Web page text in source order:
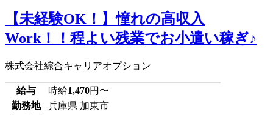
【未経験OK！】憧れの高収入
Work！！程よい残業でお小遣い稼ぎ♪
株式会社綜合キャリアオプション
給与 時給1,470円〜
勤務地
兵庫県 加東市